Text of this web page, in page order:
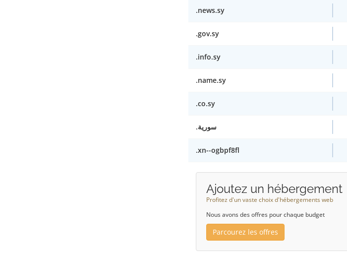
.news.sy
.gov.sy
.info.sy
.name.sy
.co.sy
.سورية
.xn--ogbpf8fl
Ajoutez un hébergement
Profitez d'un vaste choix d'hébergements web
Nous avons des offres pour chaque budget
Parcourez les offres